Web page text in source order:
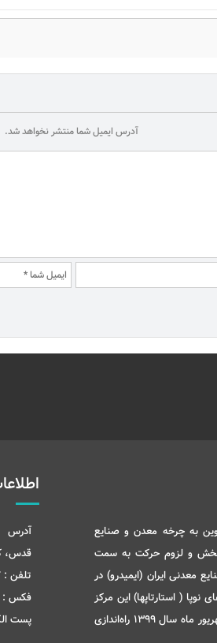
آدرس ایمیل شما منتشر نخواهد شد.
به چرخه معدن و صنایع
بخش و لزوم حرکت به سمت
معدنی ایران (ایمیدرو) در
( استارتاپها) این مرکز
را با تمرکز بر نوآوری و انتقال تکنولوژی در شهریور ماه سال 1399 راه‌اندازی
آدرس
قدس،
تلفن :
فکس :
پست